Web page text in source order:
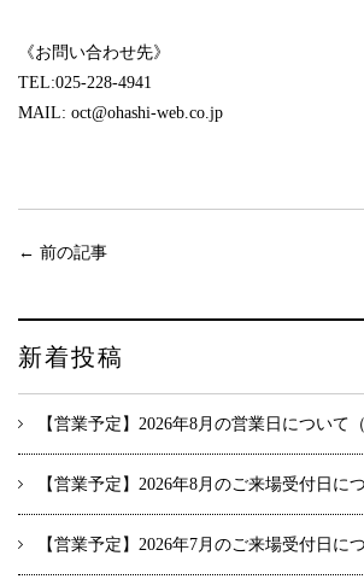
《お問い合わせ先》
TEL:025-228-4941
MAIL: oct@ohashi-web.co.jp
← 前の記事
新着投稿
【営業予定】2026年8月の営業日について
【営業予定】2026年8月のご来場受付日に
【営業予定】2026年7月のご来場受付日に